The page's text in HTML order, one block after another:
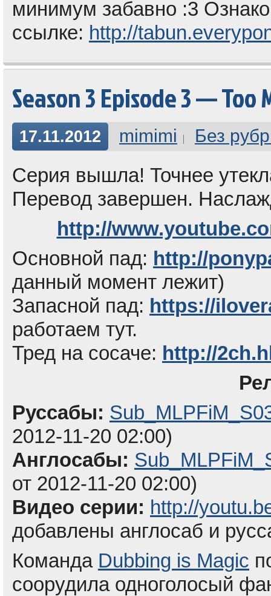
минимум забавно :3
ссылке: http://
Season 3 Episode 3 — Too
17.11.2012 mimimi Без
Серия вышла! Точнее
Перевод завершен.
http://
Основной пад: http://
данный момент лежит)
Запасной пад: https://
работаем тут.
Тред на сосаче: http://
Руссабы:
2012-11-20 02:00)
Англосабы:
от 2012-11-20 02:00)
Видео серии: http://
добавлены англосаб и
Команда Dubbing is Magic
соорудила одноголосый